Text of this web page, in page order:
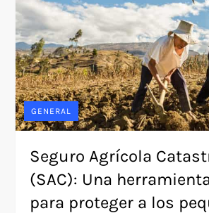
GENERAL
Seguro Agrícola
(SAC): Una
para proteger a los